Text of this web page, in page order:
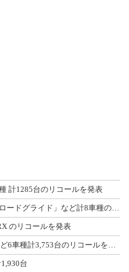
計1285台のリコールを発表
のリコールを発表
台